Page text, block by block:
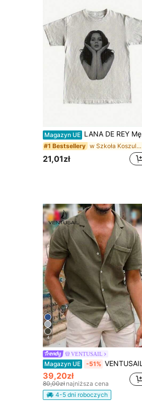
Magazyn UE LANA DE REY Męska Koszulka - Vintage Bohemian Unisex Oversize Biała Koszulka z Czarno-Białym Nadrukiem Portretu Lany De Rey, Nieprześwitujący Materiał, Letnia Koszulka Męska
#1 Bestsellery w Szkoła Koszulki męskie
21,01zł
4
VENTUSAIL
Magazyn UE -51% VENTUSAIL Męska casualowa koszula bawełniana z kołnierzem stójką, krótkim rękawem, zapinana na guziki, z kieszenią, na wakacje i okazje formalne
39,20zł
80,00zł najniższa cena
4-5 dni roboczych